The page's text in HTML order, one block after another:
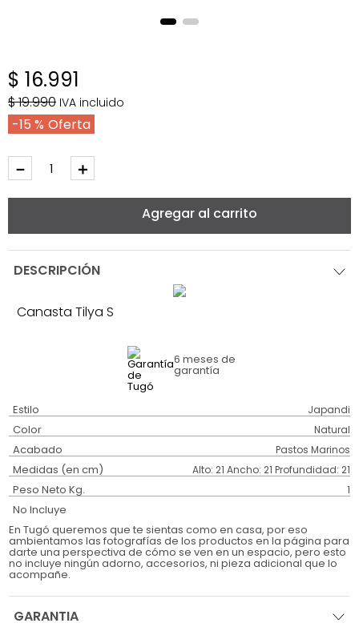
$ 16.991
$19.990 IVA incluido
15 %
＋
－
Agregar al carrito
DESCRIPCIÓN
Canasta Tilya S
6 meses de
garantía
Estilo Japandi
Color Natural
Acabado Pastos Marinos
Medidas (en cm) Alto: 21 Ancho: 21 Profundidad: 21
Peso Neto Kg. 1
No Incluye
En Tugó queremos que te sientas como en casa, por eso
ambientamos las fotografías de los productos en la página para
darte una perspectiva de cómo se ven en un espacio, pero esto
no incluye ningún adorno, accesorios, ni pieza adicional que lo
acompañe.
GARANTIA